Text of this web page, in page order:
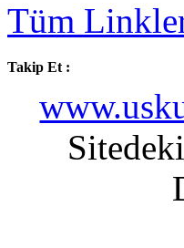
Tüm
Takip Et :